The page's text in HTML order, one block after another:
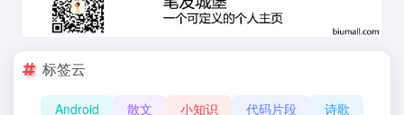
标签云
Android 散文 小知识 代码片段
诗歌